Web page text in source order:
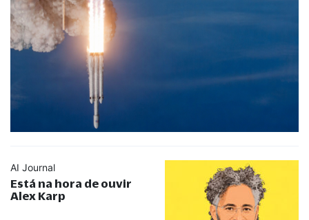
AI Journal
Está na hora de ouvir
Alex Karp